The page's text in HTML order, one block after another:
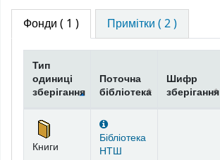
Фонди ( 1 ) Примітки ( 2 )
Фонди
Тип
одиниці
зберігання
Поточна
бібліотека
Шифр
зберігання
Книги
Бібліотека
НТШ